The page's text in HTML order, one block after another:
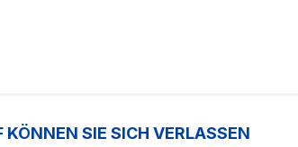
KÖNNEN SIE SICH VERLASSEN